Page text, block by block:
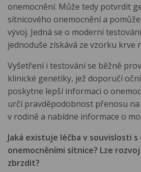
onemocnění. Může tedy potvrdit
sítnicového onemocnění a
vývoj. Jedná se o moderní
jednoduše získává ze vzorku krve
Vyšetření i testování se běžně
klinické genetiky, jež doporučí
poskytne lepší informaci o
určí pravděpodobnost přenosu
v rodině a nabídne informace o
Jaká existuje léčba v souvislosti s
onemocněními sítnice? Lze
zbrzdit?